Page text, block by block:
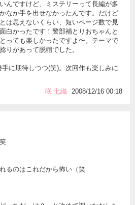
んですけど、ミステリーって長編が多
なか手を出せなかったんです。だけど
は思えないくらい、短いページ数で見
白かったです！警部補とりおちゃんと
っても楽しかったですよ〜。テーマで
りがあって脱帽でした。
に期待しつつ(笑)。次回作も楽しみに
咲 七織
2008/12/16 00:18
るのはこれだから怖い（笑